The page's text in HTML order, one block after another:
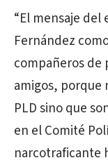
“El mensaje
Fernández
compañeros de
amigos,
PLD sino que
en el Comité
narcotraficante